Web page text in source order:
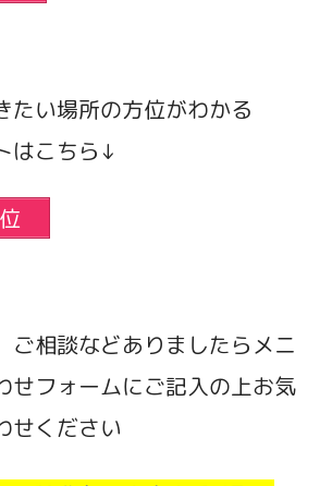
い場所の方位がわかる
はこちら↓
ご相談などありましたらメニ
せフォームにご記入の上お気
せください